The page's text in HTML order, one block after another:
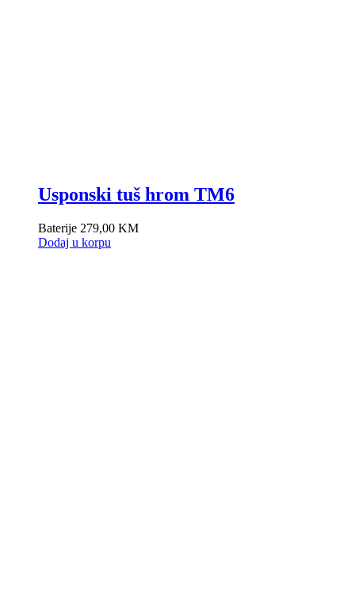
Usponski tuš hrom TM6
Baterije 279,00 KM
Dodaj u korpu